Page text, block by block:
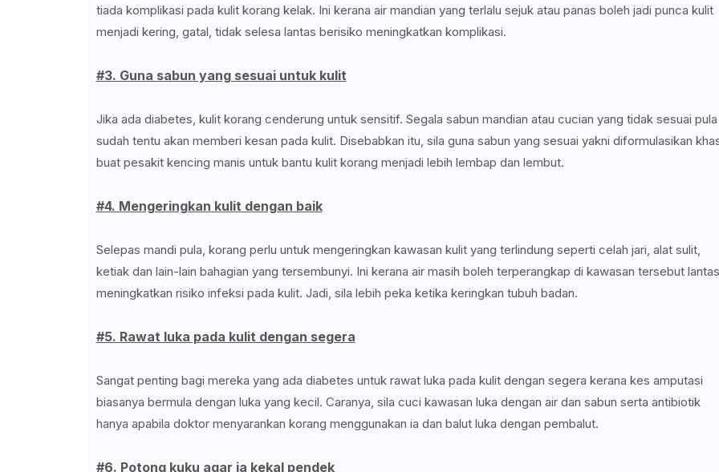
tiada komplikasi pada kulit korang kelak. Ini kerana air mandian yang terlalu sejuk atau panas boleh jadi punca kulit
menjadi kering, gatal, tidak selesa lantas berisiko meningkatkan komplikasi.
#3. Guna sabun yang sesuai untuk kulit
Jika ada diabetes, kulit korang cenderung untuk sensitif. Segala sabun mandian atau cucian yang tidak sesuai pula
sudah tentu akan memberi kesan pada kulit. Disebabkan itu, sila guna sabun yang sesuai yakni diformulasikan
buat pesakit kencing manis untuk bantu kulit korang menjadi lebih lembap dan lembut.
#4. Mengeringkan kulit dengan baik
Selepas mandi pula, korang perlu untuk mengeringkan kawasan kulit yang terlindung seperti celah jari, alat sulit,
ketiak dan lain-lain bahagian yang tersembunyi. Ini kerana air masih boleh terperangkap di kawasan tersebut lantas
meningkatkan risiko infeksi pada kulit. Jadi, sila lebih peka ketika keringkan tubuh badan.
#5. Rawat luka pada kulit dengan segera
Sangat penting bagi mereka yang ada diabetes untuk rawat luka pada kulit dengan segera kerana kes amputasi
biasanya bermula dengan luka yang kecil. Caranya, sila cuci kawasan luka dengan air dan sabun serta antibiotik
hanya apabila doktor menyarankan korang menggunakan ia dan balut luka dengan pembalut.
#6. Potong kuku agar ia kekal pendek